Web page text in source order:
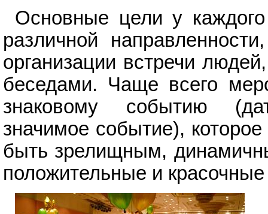
Основные цели у
различной
организации встречи
беседами. Чаще всего
знаковому событию
значимое событие),
быть зрелищным,
положительные и